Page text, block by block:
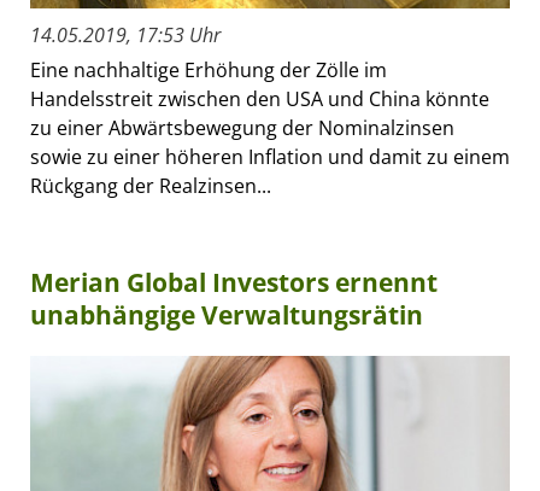
14.05.2019, 17:53 Uhr
Eine nachhaltige Erhöhung der Zölle im
Handelsstreit zwischen den USA und China könnte
zu einer Abwärtsbewegung der Nominalzinsen
sowie zu einer höheren Inflation und damit zu einem
Rückgang der Realzinsen...
Merian Global Investors ernennt
unabhängige Verwaltungsrätin